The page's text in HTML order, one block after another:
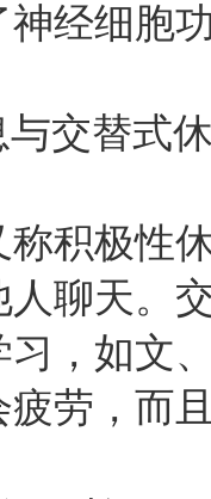
神经细胞
交替式
极性休
聊天。
，如文
劳，而